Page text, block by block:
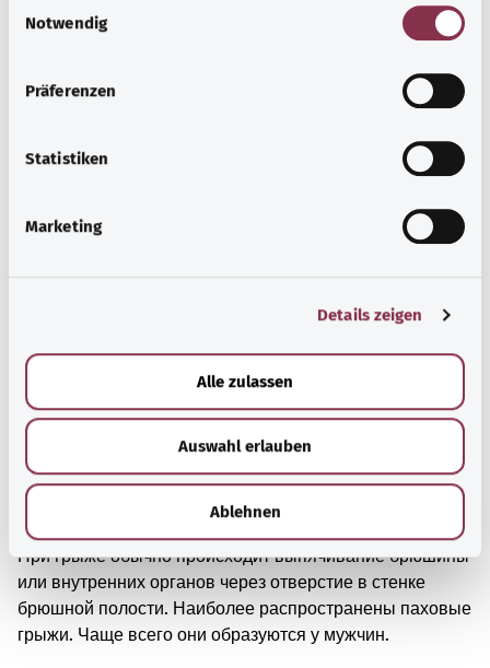
Notwendig
Präferenzen
Statistiken
Marketing
Details zeigen
Alle zulassen
Auswahl erlauben
Ablehnen
Gesundheit (BMG, Федеральное министерство
Для хорошей осведомленности
При грыже обычно происходит выпячивание брюшины
или внутренних органов через отверстие в стенке
брюшной полости. Наиболее распространены паховые
грыжи. Чаще всего они образуются у мужчин.